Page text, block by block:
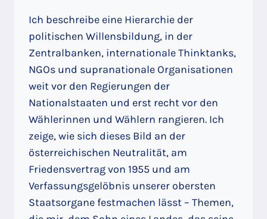
Ich beschreibe eine Hierarchie der
politischen Willensbildung, in der
Zentralbanken, internationale Thinktanks,
NGOs und supranationale Organisationen
weit vor den Regierungen der
Nationalstaaten und erst recht vor den
Wählerinnen und Wählern rangieren. Ich
zeige, wie sich dieses Bild an der
österreichischen Neutralität, am
Friedensvertrag von 1955 und am
Verfassungsgelöbnis unserer obersten
Staatsorgane festmachen lässt – Themen,